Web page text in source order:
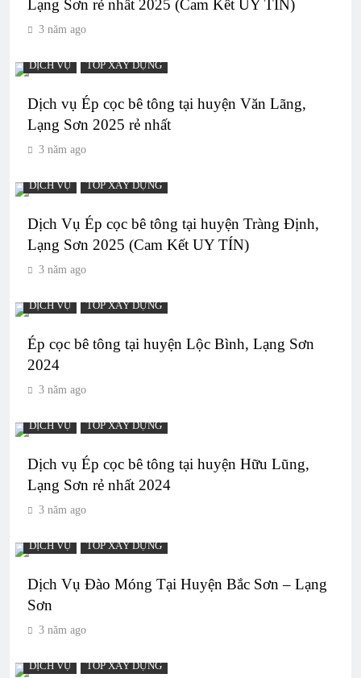
Lạng Sơn rẻ nhất 2025 (Cam Kết UY TÍN)
3 năm ago
DỊCH VỤ TOP XÂY DỰNG
Dịch vụ Ép cọc bê tông tại huyện Văn Lãng,
Lạng Sơn 2025 rẻ nhất
3 năm ago
DỊCH VỤ TOP XÂY DỰNG
Dịch Vụ Ép cọc bê tông tại huyện Tràng Định,
Lạng Sơn 2025 (Cam Kết UY TÍN)
3 năm ago
DỊCH VỤ TOP XÂY DỰNG
Ép cọc bê tông tại huyện Lộc Bình, Lạng Sơn
2024
3 năm ago
DỊCH VỤ TOP XÂY DỰNG
Dịch vụ Ép cọc bê tông tại huyện Hữu Lũng,
Lạng Sơn rẻ nhất 2024
3 năm ago
DỊCH VỤ TOP XÂY DỰNG
Dịch Vụ Đào Móng Tại Huyện Bắc Sơn – Lạng
Sơn
3 năm ago
DỊCH VỤ TOP XÂY DỰNG